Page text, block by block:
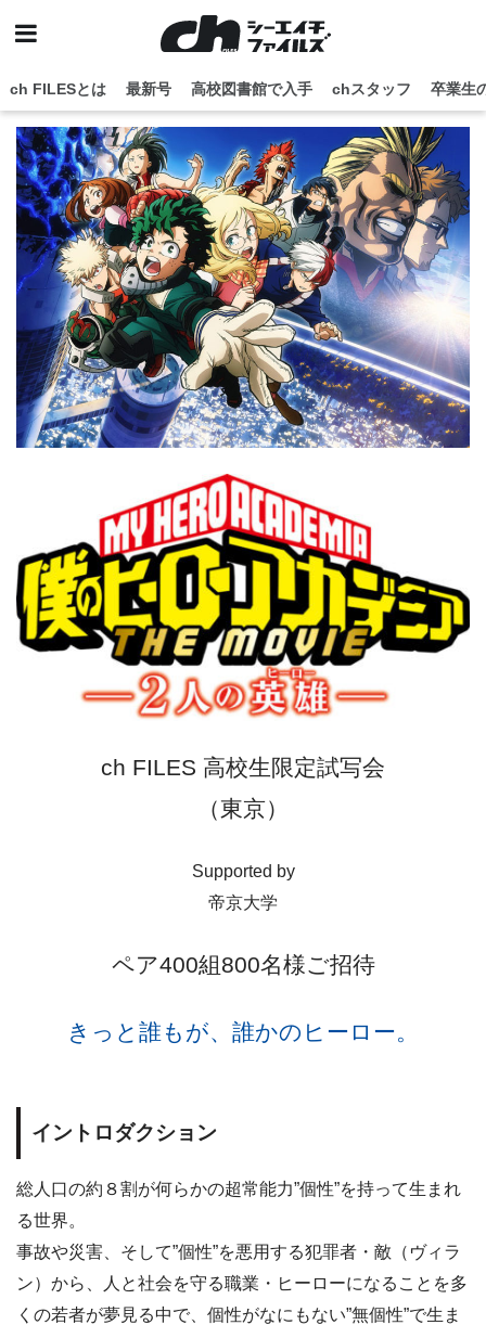
ch FILESとは 最新号 高校図書館で入手 chスタッフ 卒業生
ch FILES 高校生限定試写会
（東京）
Supported by
帝京大学
ペア400組800名様ご招待
きっと誰もが、誰かのヒーロー。
イントロダクション
総人口の約８割が何らかの超常能力”個性”を持って生まれ
る世界。
事故や災害、そして”個性”を悪用する犯罪者・敵（ヴィラ
ン）から、人と社会を守る職業・ヒーローになることを多
くの若者が夢見る中で、個性がなにもない”無個性”で生ま